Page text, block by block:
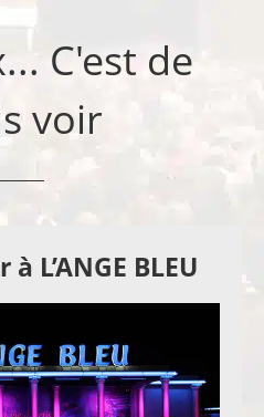
C'est de
voir
L’ANGE BLEU